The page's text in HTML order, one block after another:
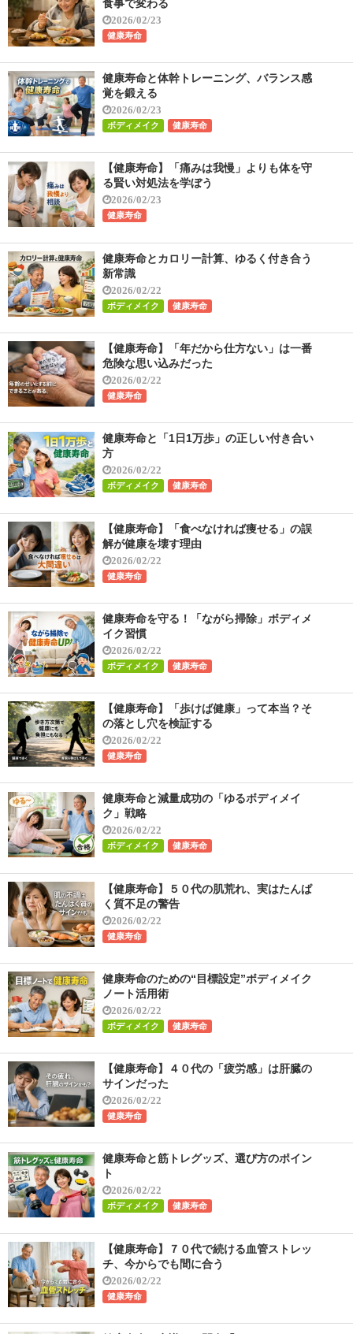
食事で変わる
2026/02/23
健康寿命
健康寿命と体幹トレーニング、バランス感
覚を鍛える
2026/02/23
ボディメイク 健康寿命
【健康寿命】「痛みは我慢」よりも体を守
る賢い対処法を学ぼう
2026/02/23
健康寿命
健康寿命とカロリー計算、ゆるく付き合う
新常識
2026/02/22
ボディメイク 健康寿命
【健康寿命】「年だから仕方ない」は一番
危険な思い込みだった
2026/02/22
健康寿命
健康寿命と「1日1万歩」の正しい付き合い
方
2026/02/22
ボディメイク 健康寿命
【健康寿命】「食べなければ痩せる」の誤
解が健康を壊す理由
2026/02/22
健康寿命
健康寿命を守る！「ながら掃除」ボディメ
イク習慣
2026/02/22
ボディメイク 健康寿命
【健康寿命】「歩けば健康」って本当？そ
の落とし穴を検証する
2026/02/22
健康寿命
健康寿命と減量成功の「ゆるボディメイ
ク」戦略
2026/02/22
ボディメイク 健康寿命
【健康寿命】５０代の肌荒れ、実はたんぱ
く質不足の警告
2026/02/22
健康寿命
健康寿命のための“目標設定”ボディメイク
ノート活用術
2026/02/22
ボディメイク 健康寿命
【健康寿命】４０代の「疲労感」は肝臓の
サインだった
2026/02/22
健康寿命
健康寿命と筋トレグッズ、選び方のポイン
ト
2026/02/22
ボディメイク 健康寿命
【健康寿命】７０代で続ける血管ストレッ
チ、今からでも間に合う
2026/02/22
健康寿命